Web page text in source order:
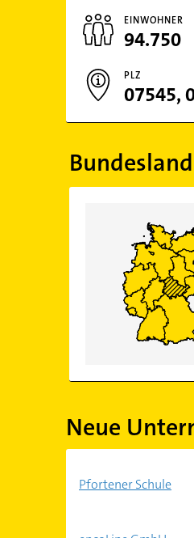
EINWOHNER
94.750
PLZ
Neue
Pfortener Schule